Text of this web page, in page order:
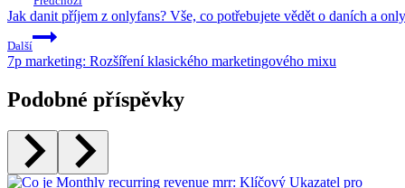
Jak danit příjem z onlyfans? Vše, co potřebujete vědět o daních a
Další
7p marketing: Rozšíření klasického marketingového mixu
Podobné příspěvky